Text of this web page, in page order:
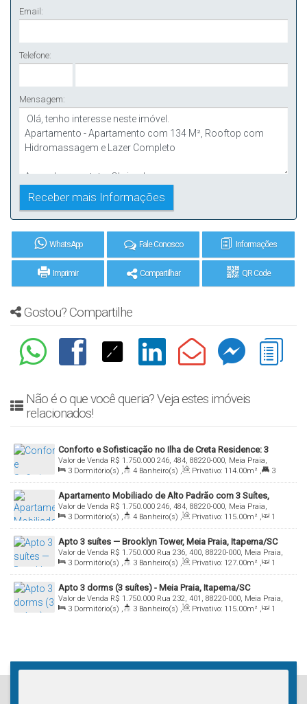
Email:
Telefone:
Mensagem:
WhatsApp Fale Conosco Informações
Imprimir Compartilhar QR Code
Gostou? Compartilhe
Não é o que você queria? Veja estes imóveis
relacionados!
Conforto e Sofisticação no Ilha de Creta Residence: 3
Suítes e Lazer Premium a Poucos Metros do Mar
R$ 1.750.000
Valor de Venda
246, 484, 88220-000, Meia Praia,
Itapema, Santa Catarina, Brasil
3 Dormitório(s) , 4 Banheiro(s) , Privativo: 114.00m² ,
3
Suíte(s) , Total: 114.00m² , 2 Vaga(s)
Apartamento Mobiliado de Alto Padrão com 3 Suítes,
Churrasqueira a Carvão e Lazer Completo – 115 m²
R$ 1.750.000
Valor de Venda
246, 484, 88220-000, Meia Praia,
Itapema, Santa Catarina, Brasil
3 Dormitório(s) , 4 Banheiro(s) , Privativo: 115.00m² ,
1
Sala(s) , 3 Suíte(s) , Total: 115.00m² , 2 Vaga(s)
Apto 3 suítes — Brooklyn Tower, Meia Praia, Itapema/SC
R$ 1.750.000
Valor de Venda
Rua 236, 400, 88220-000, Meia Praia,
Itapema, Santa Catarina, Brasil
3 Dormitório(s) , 3 Banheiro(s) , Privativo: 127.00m² ,
1
Sala(s) , 3 Suíte(s) , 2 Vaga(s)
Apto 3 dorms (3 suítes) - Meia Praia, Itapema/SC
R$ 1.750.000
Valor de Venda
Rua 232, 401, 88220-000, Meia Praia,
Itapema, Santa Catarina, Brasil
3 Dormitório(s) , 3 Banheiro(s) , Privativo: 115.00m² ,
1